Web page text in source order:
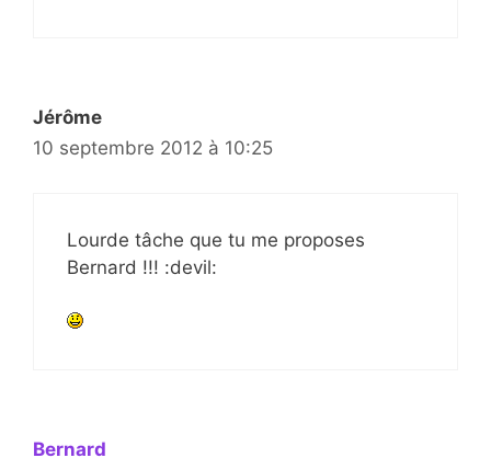
Jérôme
10 septembre 2012 à 10:25
Lourde tâche que tu me proposes
Bernard !!! :devil:
Bernard